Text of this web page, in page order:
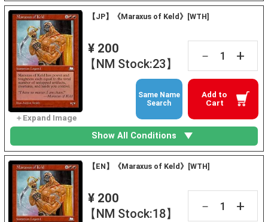
【JP】《Maraxus of Keld》[WTH]
¥ 200
【NM Stock:23】
－ +
Add to
Cart
Same Name
Search
Show All Conditions
【EN】《Maraxus of Keld》[WTH]
¥ 200
【NM Stock:18】
－ +